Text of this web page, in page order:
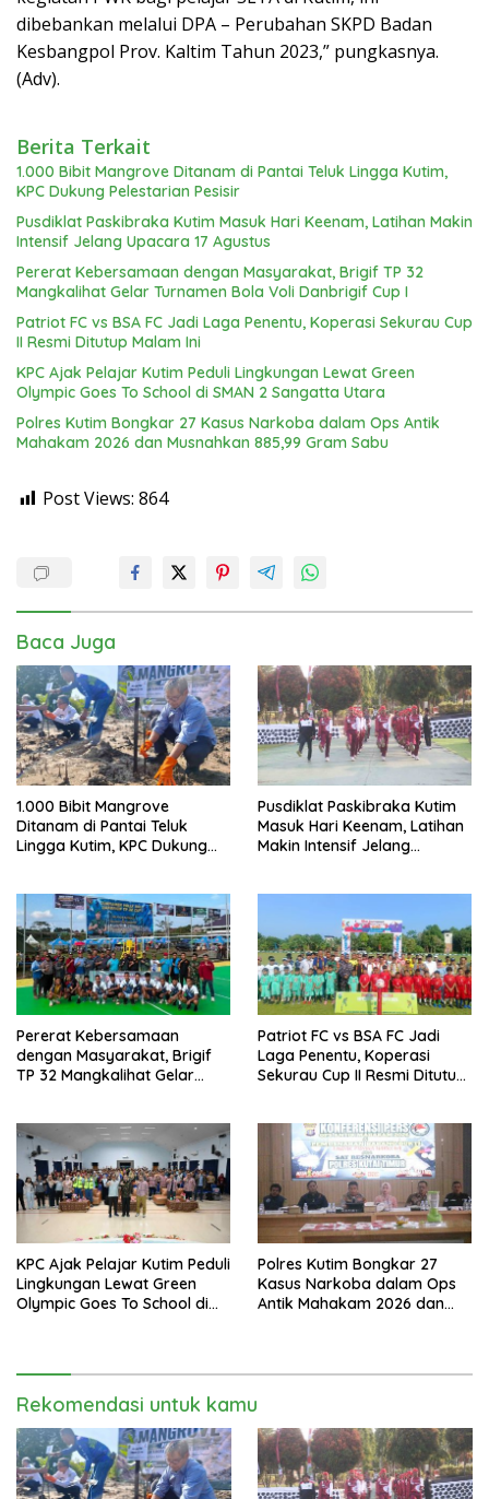
dibebankan melalui DPA – Perubahan SKPD Badan
Kesbangpol Prov. Kaltim Tahun 2023,” pungkasnya.
(Adv).
Berita Terkait
1.000 Bibit Mangrove Ditanam di Pantai Teluk Lingga Kutim,
KPC Dukung Pelestarian Pesisir
Pusdiklat Paskibraka Kutim Masuk Hari Keenam, Latihan Makin
Intensif Jelang Upacara 17 Agustus
Pererat Kebersamaan dengan Masyarakat, Brigif TP 32
Mangkalihat Gelar Turnamen Bola Voli Danbrigif Cup I
Patriot FC vs BSA FC Jadi Laga Penentu, Koperasi Sekurau Cup
II Resmi Ditutup Malam Ini
KPC Ajak Pelajar Kutim Peduli Lingkungan Lewat Green
Olympic Goes To School di SMAN 2 Sangatta Utara
Polres Kutim Bongkar 27 Kasus Narkoba dalam Ops Antik
Mahakam 2026 dan Musnahkan 885,99 Gram Sabu
Post Views: 864
Baca Juga
1.000 Bibit Mangrove
Ditanam di Pantai Teluk
Lingga Kutim, KPC Dukung
Pusdiklat Paskibraka Kutim
Masuk Hari Keenam, Latihan
Makin Intensif Jelang
Pererat Kebersamaan
dengan Masyarakat, Brigif
TP 32 Mangkalihat Gelar
Patriot FC vs BSA FC Jadi
Laga Penentu, Koperasi
Sekurau Cup II Resmi Ditutup
KPC Ajak Pelajar Kutim Peduli
Lingkungan Lewat Green
Olympic Goes To School di
Polres Kutim Bongkar 27
Kasus Narkoba dalam Ops
Antik Mahakam 2026 dan
Rekomendasi untuk kamu